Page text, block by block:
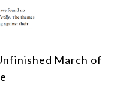
March of